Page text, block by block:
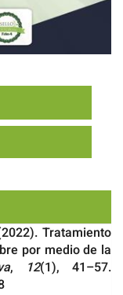
Tratamiento
por medio de la
, 12(1), 41–57.